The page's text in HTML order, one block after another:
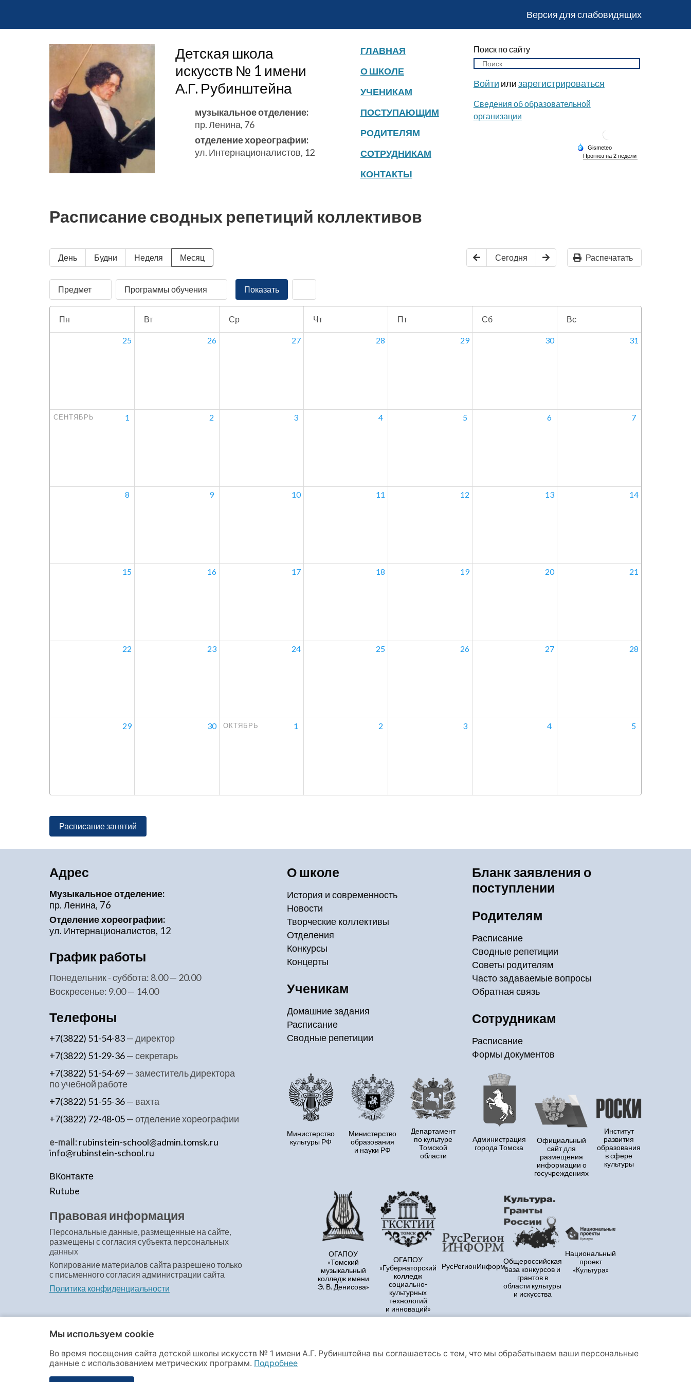
Версия для слабовидящих
Детская школа
искусств № 1 имени
А.Г. Рубинштейна
музыкальное отделение:
пр. Ленина, 76
отделение хореографии:
ул. Интернационалистов, 12
ГЛАВНАЯ
О ШКОЛЕ
УЧЕНИКАМ
ПОСТУПАЮЩИМ
РОДИТЕЛЯМ
СОТРУДНИКАМ
КОНТАКТЫ
Поиск по сайту
Войти илизарегистрироваться
Сведения об образовательной
организации
Расписание сводных репетиций коллективов
День Будни Неделя Месяц Сегодня Распечатать
Предмет Программы обучения Показать
Пн Вт Ср Чт Пт Сб Вс
25 26 27 28 29 30 31
СЕНТЯБРЬ 1 2 3 4 5 6 7
8 9 10 11 12 13 14
15 16 17 18 19 20 21
22 23 24 25 26 27 28
29 30 ОКТЯБРЬ 1 2 3 4 5
Расписание занятий
Адрес
Музыкальное отделение:
пр. Ленина, 76
Отделение хореографии:
ул. Интернационалистов, 12
График работы
понедельник - суббота: 8.00 — 20.00
воскресенье: 9.00 — 14.00
Телефоны
+7(3822) 51-54-83— директор
+7(3822) 51-29-36— секретарь
+7(3822) 51-54-69— заместитель директора
по учебной работе
+7(3822) 51-55-36— вахта
+7(3822) 72-48-05— отделение хореографии
e-mail:rubinstein-school@admin.tomsk.ru
info@rubinstein-school.ru
ВКонтакте
Rutube
Правовая информация
Персональные данные, размещенные на сайте,
размещены с согласия субъекта персональных
данных
Копирование материалов сайта разрешено только
с письменного согласия администрации сайта
Политика конфиденциальности
О школе
История и современность
Новости
Творческие коллективы
Отделения
Конкурсы
Концерты
Ученикам
Домашние задания
Расписание
Сводные репетиции
Бланк заявления о
поступлении
Родителям
Расписание
Сводные репетиции
Советы родителям
Часто задаваемые вопросы
Обратная связь
Сотрудникам
Расписание
Формы документов
Министерство
культуры РФ
Министерство
образования
и науки РФ
Департамент
по культуре
Томской
области
Администрация
города Томска
Официальный
сайт для
размещения
информации о
госучреждениях
Институт
развития
образования
в сфере
культуры
ОГАПОУ
«Томский
музыкальный
колледж имени
Э. В. Денисова»
ОГАПОУ
«Губернаторский
колледж
социально-
культурных
технологий
и инноваций»
РусРегионИнформ
Общероссийская
база конкурсов и
грантов в
области культуры
и искусства
Национальный
проект
«Культура»
© Детская школа искусств № 1 имени А.Г. Рубинштейна Продолжая использовать данный сайт, Вы принимаете условия Политики конфиденциальности и
Мы используем cookie
Во время посещения сайта детской школы искусств № 1 имени А.Г. Рубинштейна вы соглашаетесь с тем, что мы обрабатываем ваши персональные
данные с использованием метрических программ. Подробнее